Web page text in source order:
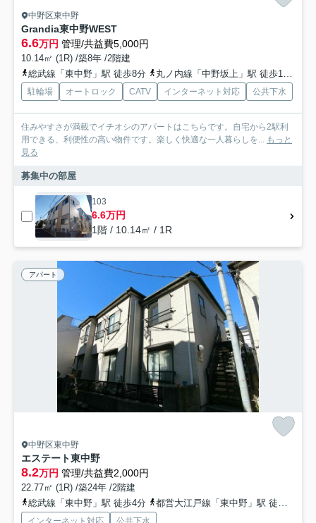
中野区東中野
Grandia東中野WEST
6.6万円 管理/共益費5,000円
10.14㎡ (1R) /築8年 /2階建
総武線「東中野」駅 徒歩8分
丸ノ内線「中野坂上」駅 徒歩10分
駐輪場 オートロック CATV インターネット対応 公共下水
住みやすさが満載でイチオシのアパートはこちらです。自宅から2駅利
用できる、利便性の高い物件です。楽しく快適な一人暮らしを... もっと
見る
募集中の部屋
103
6.6万円
1階 / 10.14㎡ / 1R
アパート
中野区東中野
エステート東中野
8.2万円 管理/共益費2,000円
22.77㎡ (1R) /築24年 /2階建
総武線「東中野」駅 徒歩4分
都営大江戸線「東中野」駅 徒歩3分